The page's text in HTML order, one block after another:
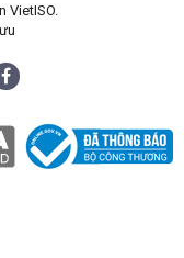
VietISO.